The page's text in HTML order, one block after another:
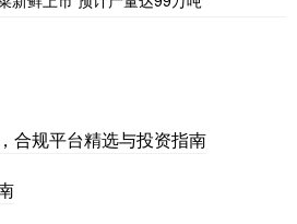
合规平台精选与投资指南